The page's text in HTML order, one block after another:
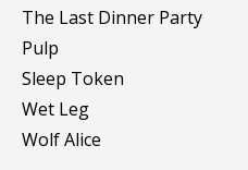
The Last Dinner Party
Pulp
Sleep Token
Wet Leg
Wolf Alice